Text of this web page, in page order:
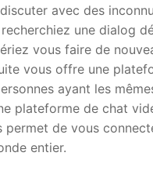
avec des
une dialog
vous faire de
vous offre une
ayant les
plateforme de chat
permet de vous
entier.